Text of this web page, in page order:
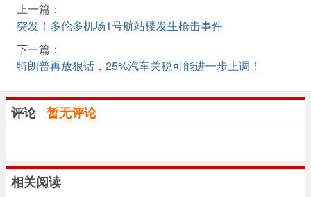
上一篇：
突发！多伦多机场1号航站楼发生枪击事件
下一篇：
特朗普再放狠话，25%汽车关税可能进一步上调！
评论 暂无评论
相关阅读